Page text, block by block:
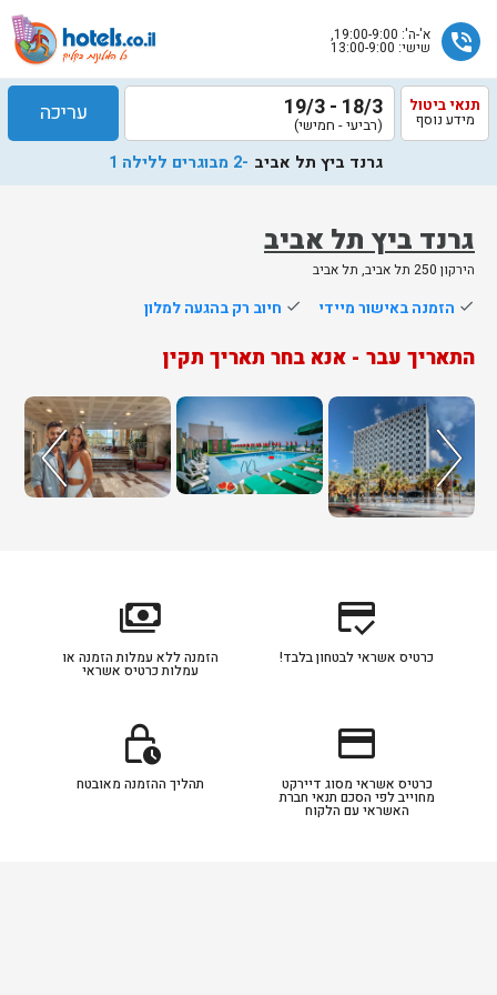
phone_in_talk א'-ה': 19:00-9:00,
שישי: 13:00-9:00
גרנד ביץ תל אביב
הירקון 250 תל אביב, תל אביב
תנאי ביטול
מידע נוסף 18/3 - 19/3
(רביעי - חמישי) עריכה
גרנד ביץ תל אביב -2 מבוגרים ללילה 1
done הזמנה באישור מיידי done חיוב רק בהגעה למלון
התאריך עבר - אנא בחר תאריך תקין
שלח
הוטלס
אליך
בשעות
הפעילות
credit_score
כרטיס אשראי לבטחון בלבד!
payments
הזמנה ללא עמלות הזמנה או
עמלות כרטיס אשראי
credit_card
כרטיס אשראי מסוג דיירקט
מחוייב לפי הסכם תנאי חברת
האשראי עם הלקוח
lock_clock
תהליך ההזמנה מאובטח